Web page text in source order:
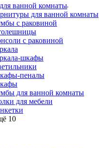
ванной комнаты
для ванной комнаты
с раковиной
с раковиной
шкафы
пеналы
для ванной комнаты
для мебели
10